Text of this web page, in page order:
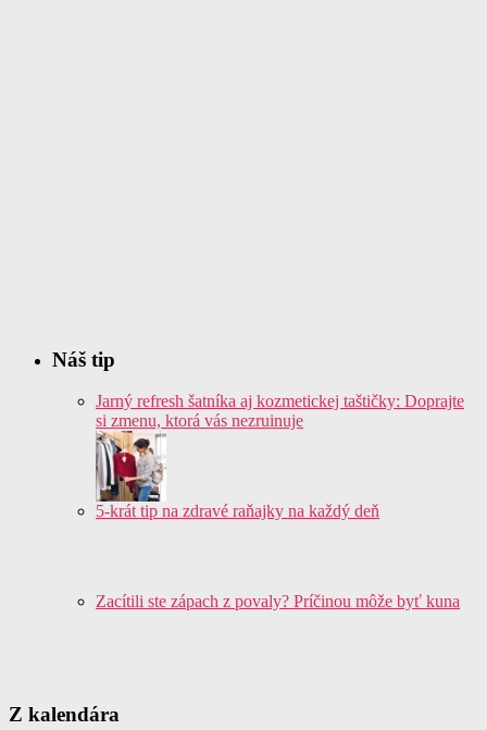
Náš tip
Jarný refresh šatníka aj kozmetickej taštičky: Doprajte
si zmenu, ktorá vás nezruinuje
5-krát tip na zdravé raňajky na každý deň
Zacítili ste zápach z povaly? Príčinou môže byť kuna
Z kalendára